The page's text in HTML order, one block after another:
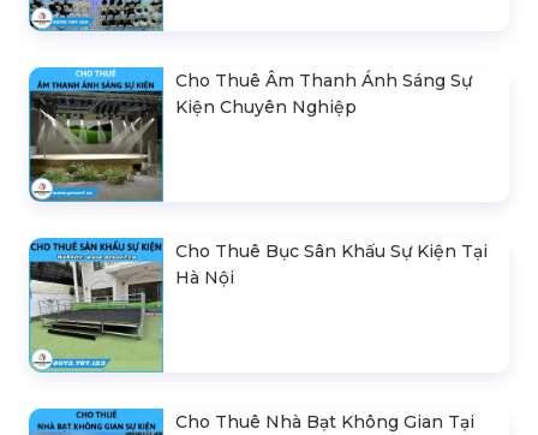
Cho Thuê Âm Thanh Ánh Sáng Sự
Kiện Chuyên Nghiệp
Cho Thuê Bục Sân Khấu Sự Kiện Tại
Hà Nội
Cho Thuê Nhà Bạt Không Gian Tại